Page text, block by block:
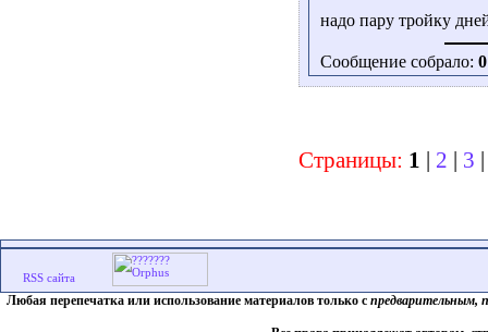
надо пару тройку
Сообщение собрало: 0
Страницы: 1 2 3
Любая перепечатка или использование материалов только с предварительным,